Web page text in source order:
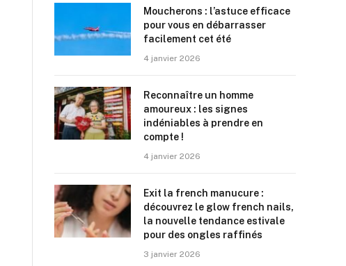
Moucherons : l’astuce efficace
pour vous en débarrasser
facilement cet été
4 janvier 2026
Reconnaître un homme
amoureux : les signes
indéniables à prendre en
compte !
4 janvier 2026
Exit la french manucure :
découvrez le glow french nails,
la nouvelle tendance estivale
pour des ongles raffinés
3 janvier 2026